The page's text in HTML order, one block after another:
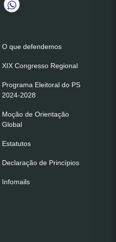
O que defendemos
XIX Congresso Regional
Programa Eleitoral do PS
2024-2028
Moção de Orientação
Global
Estatutos
Declaração de Princípios
Infomails